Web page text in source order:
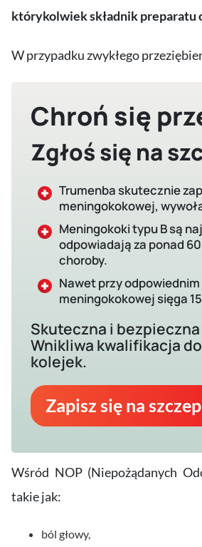
którykolwiek składnik preparatu
W przypadku zwykłego
Chroń się
Zgłoś się na
Trumenba skutecznie
meningokokowej,
Meningokoki typu B są
odpowiadają za ponad
choroby.
Nawet przy
meningokokowej sięga
Skuteczna i
Wnikliwa kwalifikacja
kolejek.
Zapisz się na
Wśród NOP (Niepożądanych
takie jak:
ból głowy,